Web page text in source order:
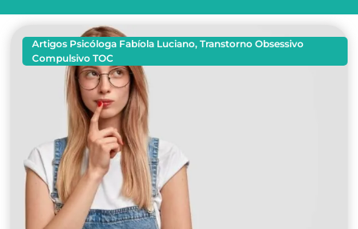
Artigos Psicóloga Fabíola Luciano,Transtorno Obsessivo
Compulsivo TOC